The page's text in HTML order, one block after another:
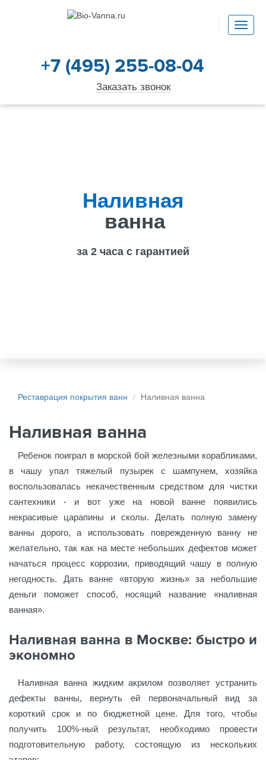
+7 (495) 255-08-04
Заказать звонок
Наливная
ванна
за 2 часа с гарантией
Реставрация покрытия ванн Наливная ванна
Наливная ванна
Ребенок поиграл в морской бой железными корабликами,
в чашу упал тяжелый пузырек с шампунем, хозяйка
воспользовалась некачественным средством для чистки
сантехники - и вот уже на новой ванне появились
некрасивые царапины и сколы. Делать полную замену
ванны дорого, а использовать поврежденную ванну не
желательно, так как на месте небольших дефектов может
начаться процесс коррозии, приводящий чашу в полную
негодность. Дать ванне «вторую жизнь» за небольшие
деньги поможет способ, носящий название «наливная
ванная».
Наливная ванна в Москве: быстро и
экономно
Наливная ванна жидким акрилом позволяет устранить
дефекты ванны, вернуть ей первоначальный вид за
короткий срок и по бюджетной цене. Для того, чтобы
получить 100%-ный результат, необходимо провести
подготовительную работу, состоящую из нескольких